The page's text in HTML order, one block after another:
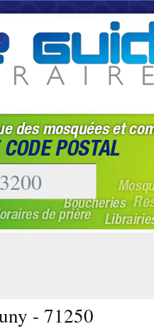
- 71250